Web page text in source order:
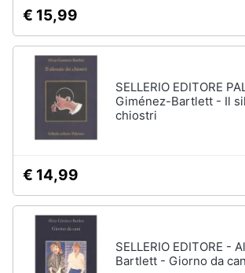
€ 15,99
SELLERIO EDITORE
Giménez-Bartlett - Il
chiostri
€ 14,99
SELLERIO EDITORE -
Bartlett - Giorno da